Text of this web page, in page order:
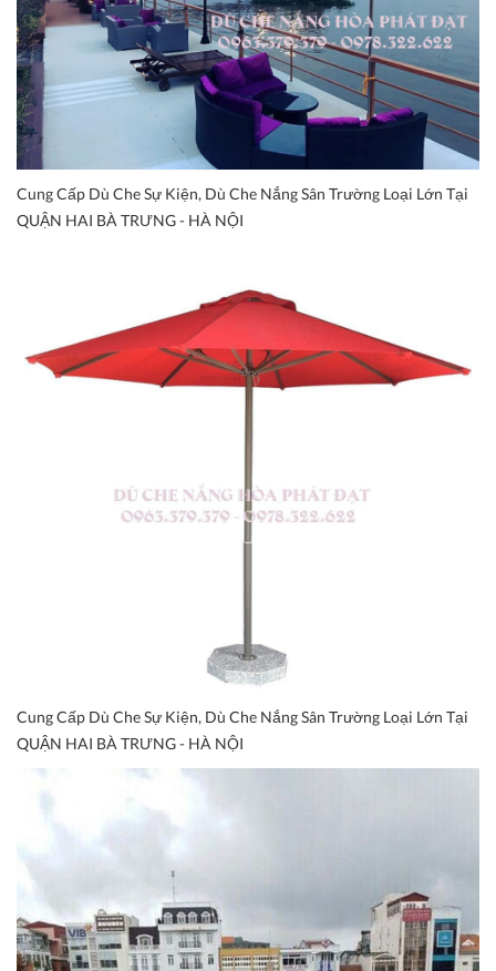
Cung Cấp Dù Che Sự Kiện, Dù Che Nắng Sân Trường Loại Lớn Tại
QUẬN HAI BÀ TRƯNG - HÀ NỘI
Cung Cấp Dù Che Sự Kiện, Dù Che Nắng Sân Trường Loại Lớn Tại
QUẬN HAI BÀ TRƯNG - HÀ NỘI